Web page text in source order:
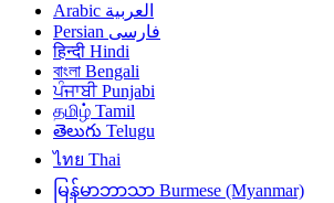
العربية Arabic
فارسی Persian
हिन्दी Hindi
বাংলা Bengali
ਪੰਜਾਬੀ Punjabi
தமிழ் Tamil
తెలుగు Telugu
ไทย Thai
မြန်မာဘာသာ Burmese (Myanmar)